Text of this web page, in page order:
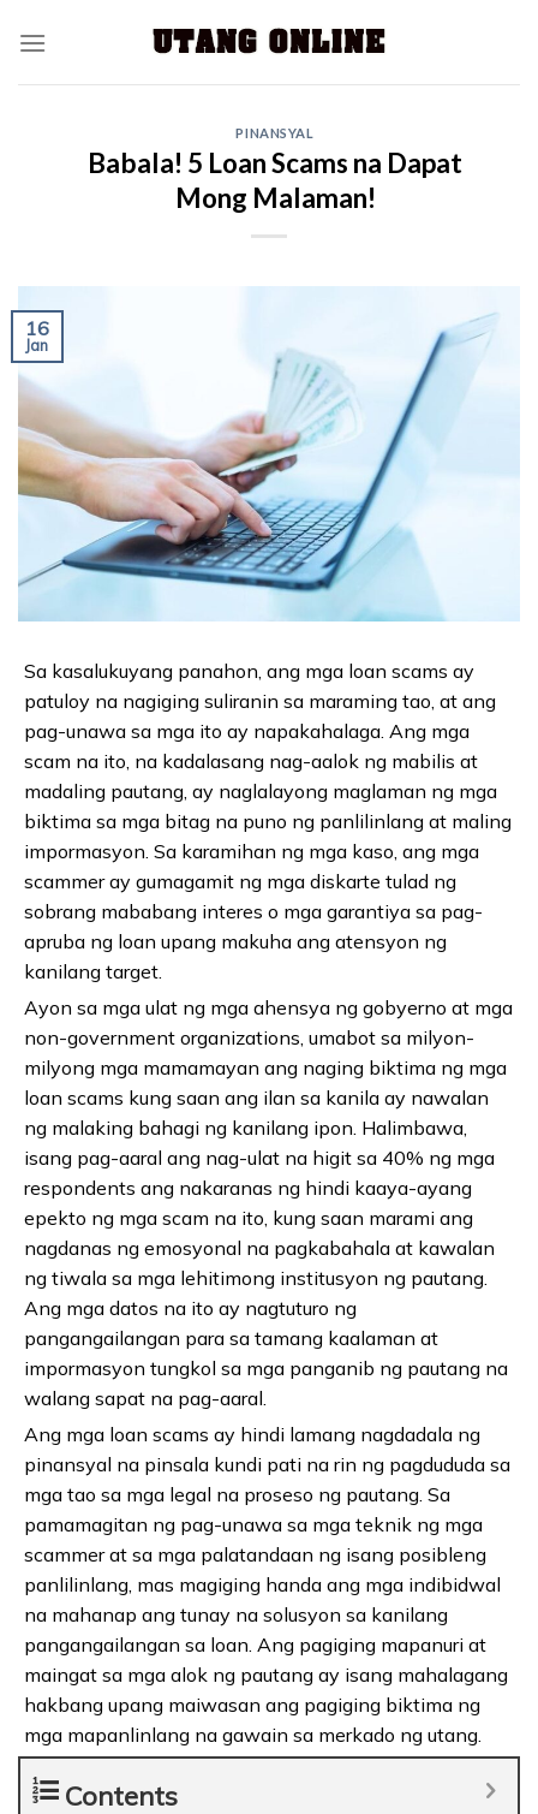
PINANSYAL
Babala! 5 Loan Scams na Dapat
Mong Malaman!
16
Jan
Sa kasalukuyang panahon, ang mga loan scams ay
patuloy na nagiging suliranin sa maraming tao, at ang
pag-unawa sa mga ito ay napakahalaga. Ang mga
scam na ito, na kadalasang nag-aalok ng mabilis at
madaling pautang, ay naglalayong maglaman ng mga
biktima sa mga bitag na puno ng panlilinlang at maling
impormasyon. Sa karamihan ng mga kaso, ang mga
scammer ay gumagamit ng mga diskarte tulad ng
sobrang mababang interes o mga garantiya sa pag-
apruba ng loan upang makuha ang atensyon ng
kanilang target.
Ayon sa mga ulat ng mga ahensya ng gobyerno at mga
non-government organizations, umabot sa milyon-
milyong mga mamamayan ang naging biktima ng mga
loan scams kung saan ang ilan sa kanila ay nawalan
ng malaking bahagi ng kanilang ipon. Halimbawa,
isang pag-aaral ang nag-ulat na higit sa 40% ng mga
respondents ang nakaranas ng hindi kaaya-ayang
epekto ng mga scam na ito, kung saan marami ang
nagdanas ng emosyonal na pagkabahala at kawalan
ng tiwala sa mga lehitimong institusyon ng pautang.
Ang mga datos na ito ay nagtuturo ng
pangangailangan para sa tamang kaalaman at
impormasyon tungkol sa mga panganib ng pautang na
walang sapat na pag-aaral.
Ang mga loan scams ay hindi lamang nagdadala ng
pinansyal na pinsala kundi pati na rin ng pagdududa sa
mga tao sa mga legal na proseso ng pautang. Sa
pamamagitan ng pag-unawa sa mga teknik ng mga
scammer at sa mga palatandaan ng isang posibleng
panlilinlang, mas magiging handa ang mga indibidwal
na mahanap ang tunay na solusyon sa kanilang
pangangailangan sa loan. Ang pagiging mapanuri at
maingat sa mga alok ng pautang ay isang mahalagang
hakbang upang maiwasan ang pagiging biktima ng
mga mapanlinlang na gawain sa merkado ng utang.
Contents